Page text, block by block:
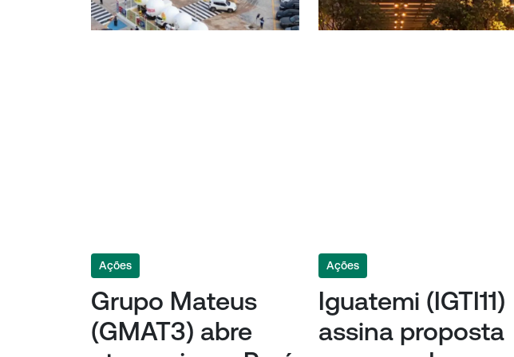
Ações
Grupo Mateus
(GMAT3) abre
Ações
Iguatemi (IGTI11)
assina proposta